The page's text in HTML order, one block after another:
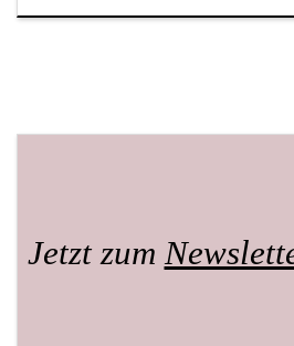
Jetzt zum